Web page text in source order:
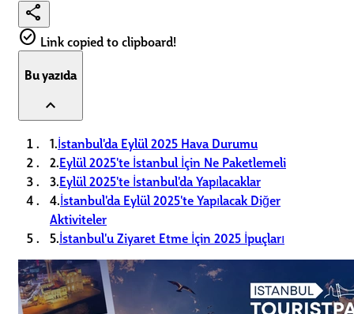
share
check_circle Link copied to clipboard!
Bu yazıda
expand_less
1.İstanbul'da Eylül 2025 Hava Durumu
2.Eylül 2025'te İstanbul İçin Ne Paketlemeli
3.Eylül 2025'te İstanbul'da Yapılacaklar
4.İstanbul'da Eylül 2025'te Yapılacak Diğer
Aktiviteler
5.İstanbul'u Ziyaret Etme İçin 2025 İpuçları